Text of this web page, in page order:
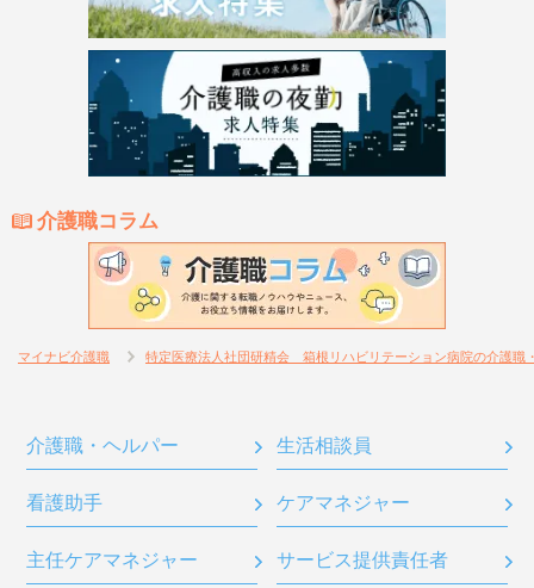
介護職コラム
マイナビ介護職 特定医療法人社団研精会 箱根リハビリテーション病院の介護職
介護職・ヘルパー 生活相談員
看護助手 ケアマネジャー
主任ケアマネジャー サービス提供責任者